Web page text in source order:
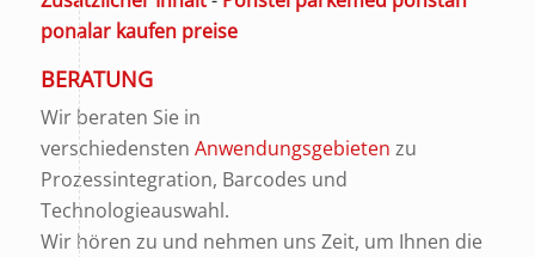
ponalar kaufen preise
BERATUNG
Wir beraten Sie in
verschiedensten Anwendungsgebieten zu
Prozessintegration, Barcodes und
Technologieauswahl.
Wir hören zu und nehmen uns Zeit, um Ihnen die